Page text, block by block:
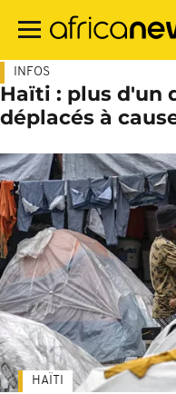
contenu
INFOS
Haïti : plus d'un
déplacés à
HAÏTI